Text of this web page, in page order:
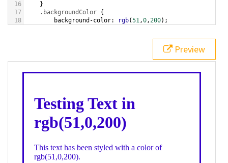
16
}
17
.backgroundColor {
18
background-color: rgb(51,0,200);
bottom ,
white, rgb(51,0,200));
div class="textColor borderColor"
< h1>Testing Text in rgb(51,0,200)
Preview